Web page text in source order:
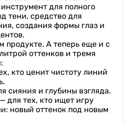
для полного
тени, средство для
создания формы глаз и
продукте. А теперь еще и с
оттенков и тремя
кто ценит чистоту линий
сияния и глубины взгляда.
для тех, кто ищет игру
новый оттенок под новым